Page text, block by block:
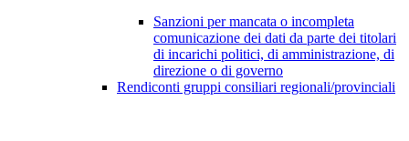
Sanzioni per mancata o incompleta
comunicazione dei dati da parte dei titolari
di incarichi politici, di amministrazione, di
direzione o di governo
Rendiconti gruppi consiliari regionali/provinciali